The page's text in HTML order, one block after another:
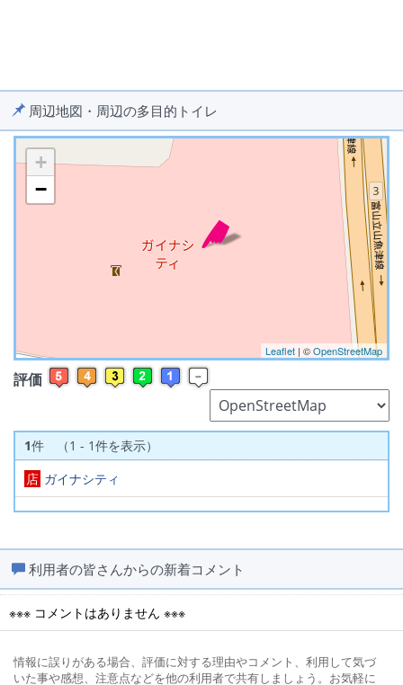
周辺地図・周辺の多目的トイレ
※ マップを検索、表示中です ※
+
−
Leaflet | ©OpenStreetMap
評価
1件 （1 - 1件を表示）
店 ガイナシティ
利用者の皆さんからの新着コメント
※※※ コメントはありません ※※※
情報に誤りがある場合、評価に対する理由やコメント、利用して気づ
いた事や感想、注意点などを他の利用者で共有しましょう。お気軽に